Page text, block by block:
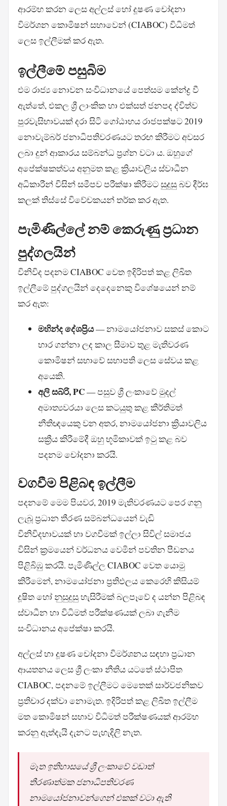
ආරම්භ කරන ලෙස අල්ලස් හෝ දූෂණ චෝදනා
විමර්ශන කොමිෂන් සභාවෙන් (CIABOC) විධිමත්
ලෙස ඉල්ලීමක් කර ඇත.
ඉල්ලීමේ පසුබිම
එම රාජ්‍ය නොවන සංවිධානයේ පෙත්සම කේන්ද්‍ර වී
ඇත්තේ, එකල ශ්‍රී ලාංකික හා එක්සත් ජනපද ද්විත්ව
පුරවැසිභාවයක් දරා සිටි ගෝඨාභය රාජපක්ෂට 2019
නොවැම්බර් ජනාධිපතිවරණයට තරඟ කිරීමට අවසර
ලබා දුන් ආකාරය සම්බන්ධ ප්‍රශ්න වටා ය. ඔහුගේ
අපේක්ෂකත්වය අනුමත කළ ක්‍රියාවලිය ස්වාධීන
අධිකාරීන් විසින් සමීපව පරීක්ෂා කිරීමට සුදුසු බව දීර්ඝ
කලක් තිස්සේ විවේචකයන් තර්ක කර ඇත.
පැමිණිල්ලේ නම් කෙරුණු ප්‍රධාන
පුද්ගලයින්
විනිවිද පදනම CIABOC වෙත ඉදිරිපත් කළ ලිඛිත
ඉල්ලීමේ පුද්ගලයින් දෙදෙනෙකු විශේෂයෙන් නම්
කර ඇත:
මහින්ද දේශප්‍රිය— නාමයෝජනාව සකස් කොට
භාර ගන්නා ලද කාල සීමාව තුළ මැතිවරණ
කොමිෂන් සභාවේ සභාපති ලෙස සේවය කළ
අයෙකි.
අලි සබ්රි, PC— පසුව ශ්‍රී ලංකාවේ මුදල්
අමාත්‍යවරයා ලෙස කටයුතු කළ කීර්තිමත්
නීතිඥයෙකු වන අතර, නාමයෝජනා ක්‍රියාවලිය
සක්‍රීය කිරීමේදී ඔහු භූමිකාවක් ඉටු කළ බව
පදනම චෝදනා කරයි.
වගවීම පිළිබඳ ඉල්ලීම
පදනමේ මෙම පියවර, 2019 මැතිවරණයට පෙර ගනු
ලැබූ ප්‍රධාන තීරණ සම්බන්ධයෙන් වැඩි
විනිවිදභාවයක් හා වගවීමක් ඉල්ලා සිවිල් සමාජය
විසින් ක්‍රමයෙන් වර්ධනය වෙමින් පවතින පීඩනය
පිළිබිඹු කරයි. පැමිණිල්ල CIABOC වෙත යොමු
කිරීමෙන්, නාමයෝජනා ප්‍රතිඵලය කෙරෙහි කිසියම්
දූෂිත හෝ නුසුදුසු හැසිරීමක් බලපෑවේ ද යන්න පිළිබඳ
ස්වාධීන හා විධිමත් පරීක්ෂණයක් ලබා ගැනීම
සංවිධානය අපේක්ෂා කරයි.
අල්ලස් හා දූෂණ චෝදනා විමර්ශනය සඳහා ප්‍රධාන
ආයතනය ලෙස ශ්‍රී ලංකා නීතිය යටතේ ස්ථාපිත
CIABOC, පදනමේ ඉල්ලීමට මෙතෙක් සාර්වජනිකව
ප්‍රතිචාර දක්වා නොමැත. ඉදිරිපත් කළ ලිඛිත ඉල්ලීම
මත කොමිෂන් සභාව විධිමත් පරීක්ෂණයක් ආරම්භ
කරනු ඇත්දැයි දැනට පැහැදිලි නැත.
මෑත ඉතිහාසයේ ශ්‍රී ලංකාවේ වඩාත්
තීරණාත්මක ජනාධිපතිවරණ
නාමයෝජනාවන්ගෙන් එකක් වටා ඇති